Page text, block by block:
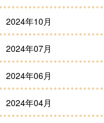
2024年10月
2024年07月
2024年06月
2024年04月